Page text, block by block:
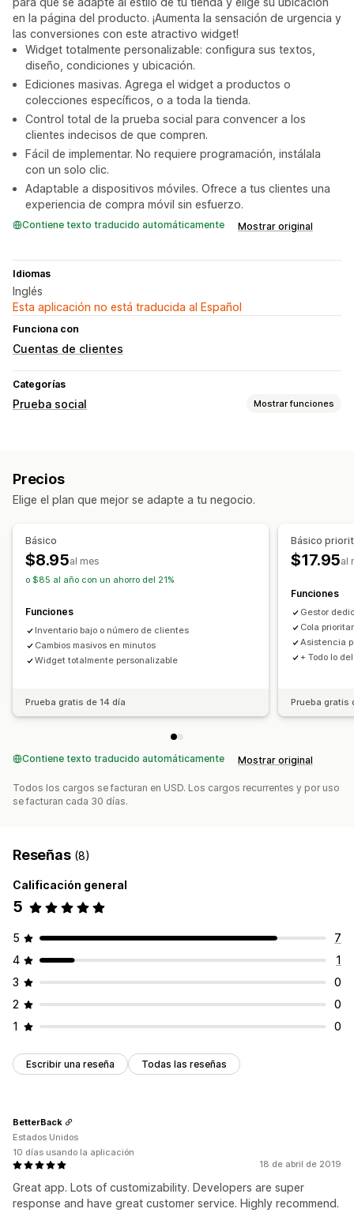
en la página del producto. ¡Aumenta la sensación de urgencia y
las conversiones con este atractivo widget!
Widget totalmente personalizable: configura sus textos,
diseño, condiciones y ubicación.
Ediciones masivas. Agrega el widget a productos o
colecciones específicos, o a toda la tienda.
Control total de la prueba social para convencer a los
clientes indecisos de que compren.
Fácil de implementar. No requiere programación, instálala
con un solo clic.
Adaptable a dispositivos móviles. Ofrece a tus clientes una
experiencia de compra móvil sin esfuerzo.
Contiene texto traducido automáticamente Mostrar original
Idiomas
Inglés
Esta aplicación no está traducida al Español
Funciona con
Cuentas de clientes
Categorías
Prueba social Mostrar funciones
Precios
Elige el plan que mejor se adapte a tu negocio.
Básico
$8.95al mes
o $85 al año con un ahorro del 21%
Funciones
Inventario bajo o número de clientes
Cambios masivos en minutos
Widget totalmente personalizable
Prueba gratis de 14 día
Básico
$17.95al
Funciones
Gestor
Cola
Asistencia
+ Todo lo
Prueba gratis
Contiene texto traducido automáticamente Mostrar original
Todos los cargos se facturan en USD. Los cargos recurrentes y por uso
se facturan cada 30 días.
Reseñas (8)
Calificación general
5
5
7
4
1
3
0
2
0
1
0
Escribir una reseña Todas las reseñas
18 de abril de 2019
Great app. Lots of customizability. Developers are super
response and have great customer service. Highly recommend.
BetterBack
Estados Unidos
10 días usando la aplicación